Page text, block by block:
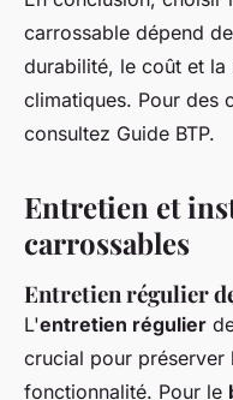
carrossable dépend
durabilité, le coût et la
climatiques. Pour des
consultez Guide BTP.
Entretien et
carrossables
Entretien régulier
L'entretien régulier
crucial pour préserver
fonctionnalité. Pour le